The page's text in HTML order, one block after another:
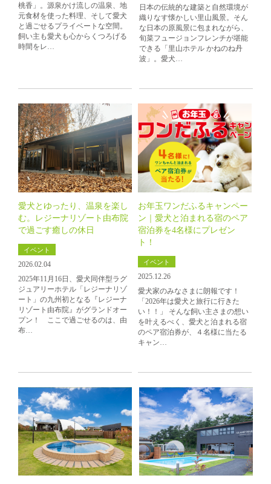
桃香」。源泉かけ流しの温泉、地
元食材を使った料理、そして愛犬
と過ごせるプライベートな空間。
飼い主も愛犬も心からくつろげる
時間をレ…
日本の伝統的な建築と自然環境が
織りなす懐かしい里山風景。そん
な日本の原風景に包まれながら、
旬菜フュージョンフレンチが堪能
できる「里山ホテル かねのね丹
波」。愛犬…
愛犬とゆったり、温泉を楽し
む。レジーナリゾート由布院
で過ごす癒しの休日
イベント
2026.02.04
2025年11月16日、愛犬同伴型ラグ
ジュアリーホテル「レジーナリゾ
ート」の九州初となる『レジーナ
リゾート由布院』がグランドオー
プン！ ここで過ごせるのは、由
布…
お年玉ワンだふるキャンペー
ン｜愛犬と泊まれる宿のペア
宿泊券を4名様にプレゼン
ト！
イベント
2025.12.26
愛犬家のみなさまに朗報です！
「2026年は愛犬と旅行に行きた
い！！」 そんな飼い主さまの想い
を叶えるべく、愛犬と泊まれる宿
のペア宿泊券が、４名様に当たる
キャン…